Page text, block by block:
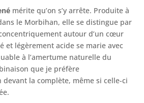
mérite qu’on s’y arrête. Produite à
le Morbihan, elle se distingue par
autour d’un cœur
et légèrement acide se marie avec
à l’amertume naturelle du
que je préfère
la complète, même si celle-ci